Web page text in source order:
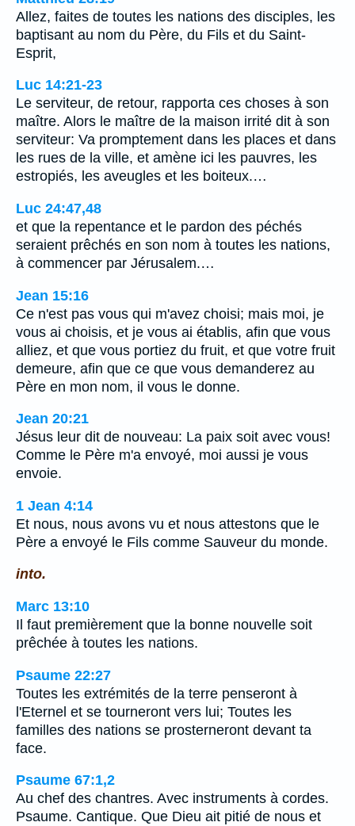
Allez, faites de toutes les nations des disciples, les
baptisant au nom du Père, du Fils et du Saint-
Esprit,
Luc 14:21-23
Le serviteur, de retour, rapporta ces choses à son
maître. Alors le maître de la maison irrité dit à son
serviteur: Va promptement dans les places et dans
les rues de la ville, et amène ici les pauvres, les
estropiés, les aveugles et les boiteux.…
Luc 24:47,48
et que la repentance et le pardon des péchés
seraient prêchés en son nom à toutes les nations,
à commencer par Jérusalem.…
Jean 15:16
Ce n'est pas vous qui m'avez choisi; mais moi, je
vous ai choisis, et je vous ai établis, afin que vous
alliez, et que vous portiez du fruit, et que votre fruit
demeure, afin que ce que vous demanderez au
Père en mon nom, il vous le donne.
Jean 20:21
Jésus leur dit de nouveau: La paix soit avec vous!
Comme le Père m'a envoyé, moi aussi je vous
envoie.
1 Jean 4:14
Et nous, nous avons vu et nous attestons que le
Père a envoyé le Fils comme Sauveur du monde.
into.
Marc 13:10
Il faut premièrement que la bonne nouvelle soit
prêchée à toutes les nations.
Psaume 22:27
Toutes les extrémités de la terre penseront à
l'Eternel et se tourneront vers lui; Toutes les
familles des nations se prosterneront devant ta
face.
Psaume 67:1,2
Au chef des chantres. Avec instruments à cordes.
Psaume. Cantique. Que Dieu ait pitié de nous et